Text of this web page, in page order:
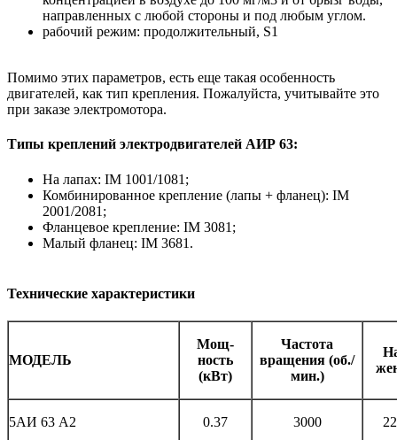
направленных с любой стороны и под любым углом.
рабочий режим: продолжительный, S1
Помимо этих параметров, есть еще такая особенность
двигателей, как тип крепления. Пожалуйста, учитывайте это
при заказе электромотора.
Типы креплений электродвигателей АИР 63:
На лапах: IM 1001/1081;
Комбинированное крепление (лапы + фланец): IM
2001/2081;
Фланцевое крепление: IM 3081;
Малый фланец: IM 3681.
Технические характеристики
МОДЕЛЬ
Мощ-
ность
(кВт)
Частота
вращения (об./
мин.)
5АИ 63 А2 0.37 3000